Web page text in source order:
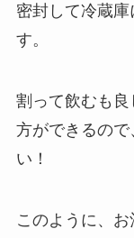
密封して冷蔵
す。
割って飲むも
方ができるので
い！
このように、